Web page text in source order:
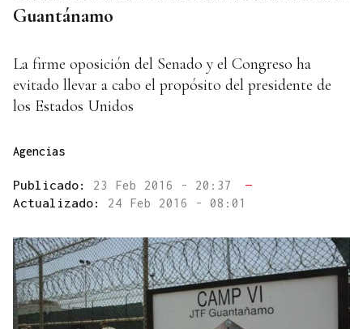
Guantánamo
La firme oposición del Senado y el Congreso ha
evitado llevar a cabo el propósito del presidente de
los Estados Unidos
Agencias
Publicado: 23 Feb 2016 - 20:37
—
Actualizado: 24 Feb 2016 - 08:01